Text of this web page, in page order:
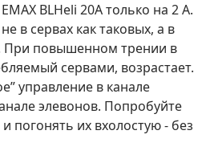
BLHeli 20A только на 2 А.
в сервах как таковых, а в
При повышенном трении в
сервами, возрастает.
управление в канале
элевонов. Попробуйте
погонять их вхолостую - без